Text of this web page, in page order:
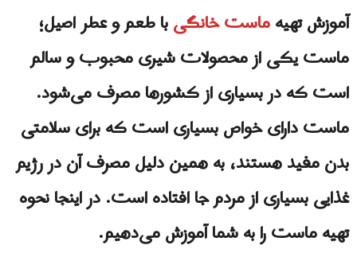
آموزش تهیهماست خانگیبا طعم و عطر اصیل؛
ماست یکی از محصولات شیری محبوب و سالم
است که در بسیاری از کشورها مصرف می‌شود.
ماست دارای خواص بسیاری است که برای سلامتی
بدن مفید هستند، به همین دلیل مصرف آن در رژیم
غذایی بسیاری از مردم جا افتاده است. در اینجا نحوه
تهیه ماست را به شما آموزش می‌دهیم.